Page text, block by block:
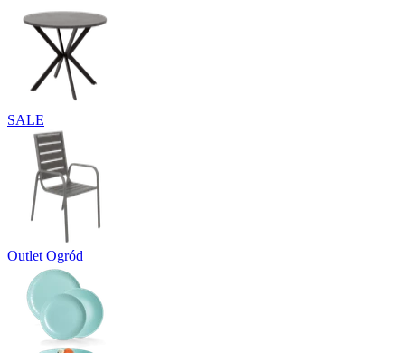
SALE
Outlet Ogród